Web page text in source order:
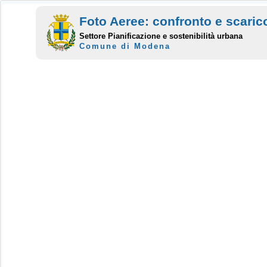
Foto Aeree: confronto e
Settore Pianificazione e sostenibilità urbana
Comune di Modena